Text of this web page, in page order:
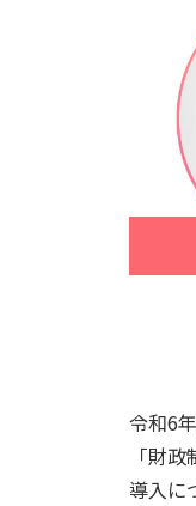
令和6
「財
導入に